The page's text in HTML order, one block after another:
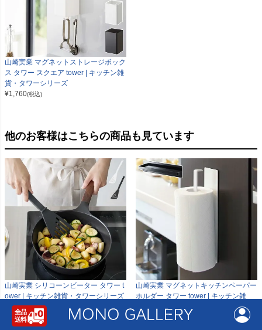
山崎実業 マグネットストレージボック
ス タワー スクエア tower | キッチン雑
貨・タワーシリーズ
¥1,760(税込)
他のお客様はこちらの商品も見ています
山崎実業 シリコーンビーター タワー t
ower | キッチン雑貨・タワーシリーズ
2,000(税込)
山崎実業 マグネットキッチンペーパー
ホルダー タワー tower | キッチン雑
貨・タワーシリーズ
¥2,000